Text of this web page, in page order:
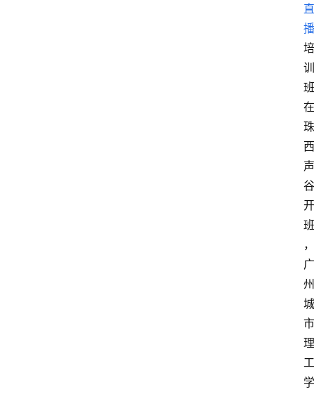
直
播
培
训
班
在
珠
西
声
谷
开
班
，
广
州
城
市
理
工
学